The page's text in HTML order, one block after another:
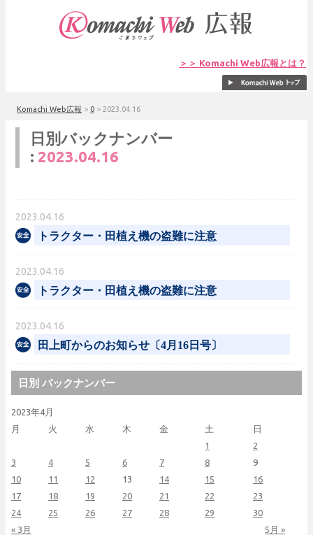
＞＞ Komachi Web広報とは？
Komachi Web広報 > 0 > 2023.04.16
日別バックナンバー
: 2023.04.16
2023.04.16
トラクター・田植え機の盗難に注意
2023.04.16
トラクター・田植え機の盗難に注意
2023.04.16
田上町からのお知らせ〔4月16日号〕
日別 バックナンバー
2023年4月
月
火 水 木 金 土 日
« 3月 5月 »
1
2
3
4 5 6 7 8
9
10
11 12 13 14 15
16
17
18 19 20 21 22
23
24
25 26 27 28 29 30